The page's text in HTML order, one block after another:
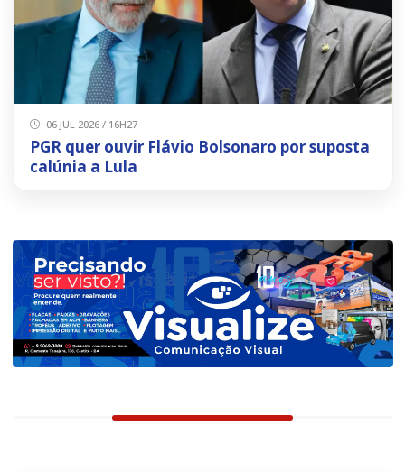
06 JUL 2026 / 16H27
PGR quer ouvir Flávio Bolsonaro por suposta
calúnia a Lula